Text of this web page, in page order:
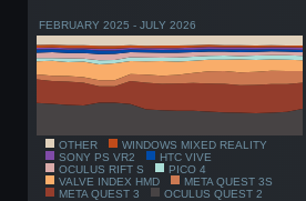
FEBRUARY 2025 - JULY 2026
OTHER
WINDOWS MIXED REALITY
SONY PS VR2
HTC VIVE
OCULUS RIFT S
PICO 4
VALVE INDEX HMD
META QUEST 3S
META QUEST 3
OCULUS QUEST 2